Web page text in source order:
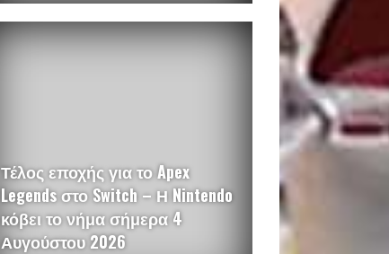
Τέλος εποχής για το Apex
Legends στο Switch – Η Nintendo
κόβει το νήμα σήμερα 4
Αυγούστου 2026